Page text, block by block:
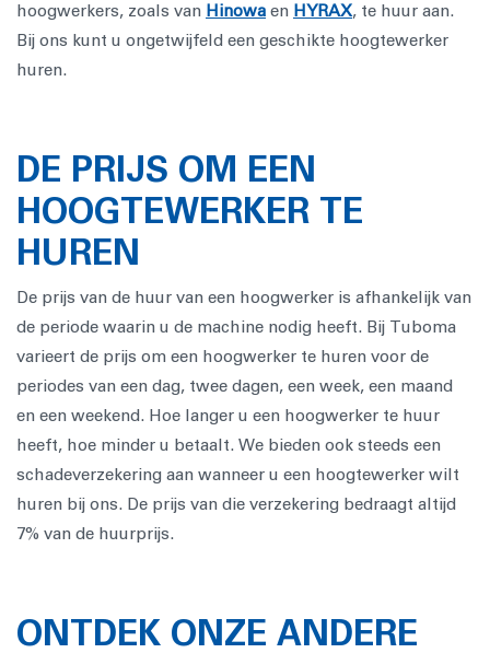
hoogwerkers, zoals van Hinowa en HYRAX, te huur aan.
Bij ons kunt u ongetwijfeld een geschikte hoogtewerker
huren.
DE PRIJS OM EEN
HOOGTEWERKER TE
HUREN
De prijs van de huur van een hoogwerker is afhankelijk van
de periode waarin u de machine nodig heeft. Bij Tuboma
varieert de prijs om een hoogwerker te huren voor de
periodes van een dag, twee dagen, een week, een maand
en een weekend. Hoe langer u een hoogwerker te huur
heeft, hoe minder u betaalt. We bieden ook steeds een
schadeverzekering aan wanneer u een hoogtewerker wilt
huren bij ons. De prijs van die verzekering bedraagt altijd
7% van de huurprijs.
ONTDEK ONZE ANDERE